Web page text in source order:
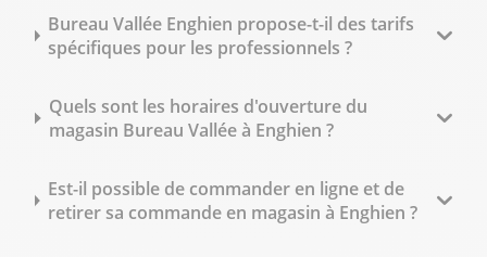
Bureau Vallée Enghien propose-t-il des tarifs
spécifiques pour les professionnels ?
Quels sont les horaires d'ouverture du
magasin Bureau Vallée à Enghien ?
Est-il possible de commander en ligne et de
retirer sa commande en magasin à Enghien ?